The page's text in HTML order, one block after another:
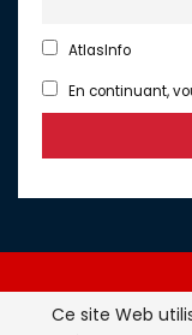
AtlasInfo
En continuant,
Ce site Web